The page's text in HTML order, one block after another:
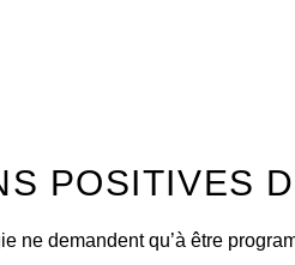
POSITIVES
ne demandent qu’à être